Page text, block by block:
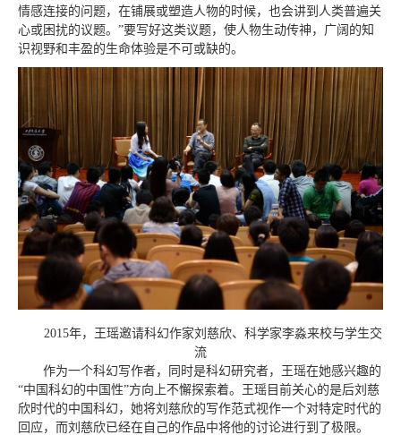
情感连接的问题，在铺展或塑造人物的时候，也会讲到人类普遍关
心或困扰的议题。”要写好这类议题，使人物生动传神，广阔的知
识视野和丰盈的生命体验是不可或缺的。
2015年， 王瑶邀请科幻作家刘慈欣、科学家李淼来校与学生交
流
作为一个科幻写作者，同时是科幻研究者，王瑶在她感兴趣的
“中国科幻的中国性”方向上不懈探索着。王瑶目前关心的是后刘慈
欣时代的中国科幻，她将刘慈欣的写作范式视作一个对特定时代的
回应，而刘慈欣已经在自己的作品中将他的讨论进行到了极限。